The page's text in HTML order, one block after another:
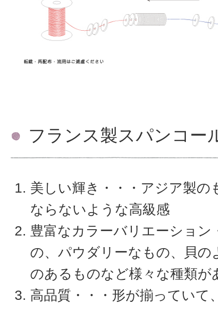
フランス製スパンコー
美しい輝き・・・アジア製の
ならないような高級感
豊富なカラーバリエーション
の、パウダリーなもの、貝の
のあるものなど様々な種類が
高品質・・・形が揃っていて